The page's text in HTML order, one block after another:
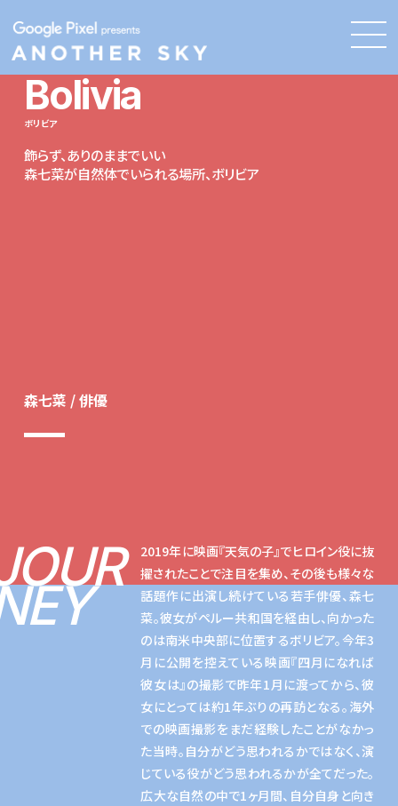
Bolivia
ボリビア
飾らず、ありのままでいい
森七菜が自然体でいられる場所、ボリビア
森七菜 / 俳優
2019年に映画『天気の子』でヒロイン役に抜
擢されたことで注目を集め、その後も様々な
話題作に出演し続けている若手俳優、森七
菜。彼女がペルー共和国を経由し、向かった
のは南米中央部に位置するボリビア。今年3
月に公開を控えている映画『四月になれば
彼女は』の撮影で昨年1月に渡ってから、彼
女にとっては約1年ぶりの再訪となる。海外
での映画撮影をまだ経験したことがなかっ
た当時。自分がどう思われるかではなく、演
じている役がどう思われるかが全てだった。
広大な自然の中で1ヶ月間、自分自身と向き